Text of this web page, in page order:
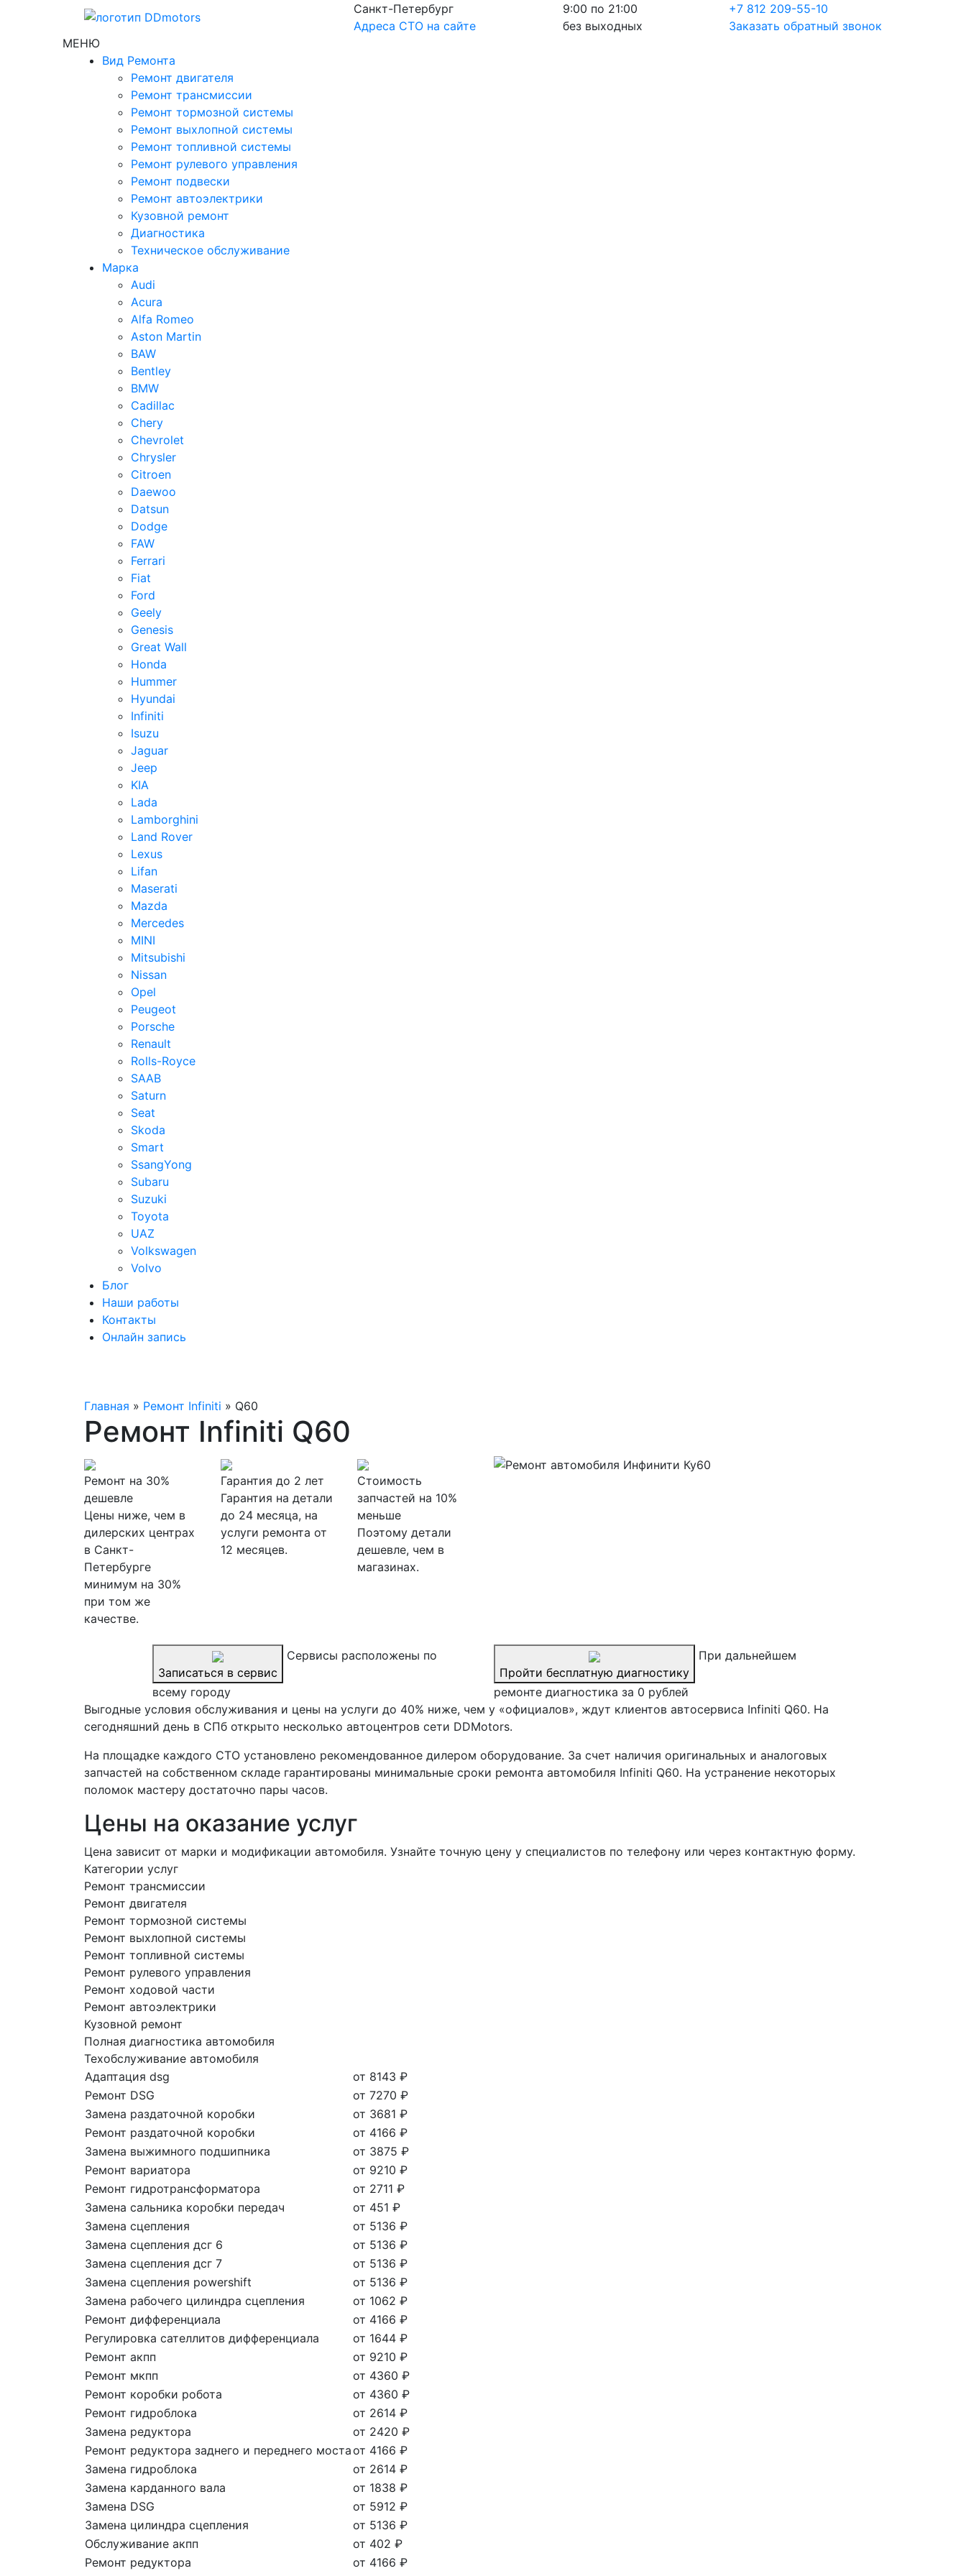
Санкт-Петербург
Адреса СТО на сайте
9:00 по 21:00
без выходных
+7 812 209-55-10
Заказать обратный звонок
МЕНЮ
Вид Ремонта
Ремонт двигателя
Ремонт трансмиссии
Ремонт тормозной системы
Ремонт выхлопной системы
Ремонт топливной системы
Ремонт рулевого управления
Ремонт подвески
Ремонт автоэлектрики
Кузовной ремонт
Диагностика
Техническое обслуживание
Марка
Audi
Acura
Alfa Romeo
Aston Martin
BAW
Bentley
BMW
Cadillac
Chery
Chevrolet
Chrysler
Citroen
Daewoo
Datsun
Dodge
FAW
Ferrari
Fiat
Ford
Geely
Genesis
Great Wall
Honda
Hummer
Hyundai
Infiniti
Isuzu
Jaguar
Jeep
KIA
Lada
Lamborghini
Land Rover
Lexus
Lifan
Maserati
Mazda
Mercedes
MINI
Mitsubishi
Nissan
Opel
Peugeot
Porsche
Renault
Rolls-Royce
SAAB
Saturn
Seat
Skoda
Smart
SsangYong
Subaru
Suzuki
Toyota
UAZ
Volkswagen
Volvo
Блог
Наши работы
Контакты
Онлайн запись
Главная » Ремонт Infiniti » Q60
Ремонт Infiniti Q60
Ремонт на 30%
дешевле
Цены ниже, чем в
дилерских центрах
в Санкт-
Петербурге
минимум на 30%
при том же
качестве.
Гарантия до 2 лет
Гарантия на детали
до 24 месяца, на
услуги ремонта от
12 месяцев.
Стоимость
запчастей на 10%
меньше
Поэтому детали
дешевле, чем в
магазинах.
Записаться в сервис
Сервисы расположены по
всему городу
Пройти бесплатную диагностику
При дальнейшем
ремонте диагностика за 0 рублей
Выгодные условия обслуживания и цены на услуги до 40% ниже, чем у «официалов», ждут клиентов автосервиса Infiniti Q60. На
сегодняшний день в СПб открыто несколько автоцентров сети DDMotors.
На площадке каждого СТО установлено рекомендованное дилером оборудование. За счет наличия оригинальных и аналоговых
запчастей на собственном складе гарантированы минимальные сроки ремонта автомобиля Infiniti Q60. На устранение некоторых
поломок мастеру достаточно пары часов.
Цены на оказание услуг
Цена зависит от марки и модификации автомобиля. Узнайте точную цену у специалистов по телефону или через контактную форму.
Категории услуг
Ремонт трансмиссии
Ремонт двигателя
Ремонт тормозной системы
Ремонт выхлопной системы
Ремонт топливной системы
Ремонт рулевого управления
Ремонт ходовой части
Ремонт автоэлектрики
Кузовной ремонт
Полная диагностика автомобиля
Техобслуживание автомобиля
Адаптация dsg
от 8143 ₽
Ремонт DSG
от 7270 ₽
Замена раздаточной коробки
от 3681 ₽
Ремонт раздаточной коробки
от 4166 ₽
Замена выжимного подшипника
от 3875 ₽
Ремонт вариатора
от 9210 ₽
Ремонт гидротрансформатора
от 2711 ₽
Замена сальника коробки передач
от 451 ₽
Замена сцепления
от 5136 ₽
Замена сцепления дсг 6
от 5136 ₽
Замена сцепления дсг 7
от 5136 ₽
Замена сцепления powershift
от 5136 ₽
Замена рабочего цилиндра сцепления
от 1062 ₽
Ремонт дифференциала
от 4166 ₽
Регулировка сателлитов дифференциала
от 1644 ₽
Ремонт акпп
от 9210 ₽
Ремонт мкпп
от 4360 ₽
Ремонт коробки робота
от 4360 ₽
Ремонт гидроблока
от 2614 ₽
Замена редуктора
от 2420 ₽
Ремонт редуктора заднего и переднего мостаот 4166 ₽
Замена гидроблока
от 2614 ₽
Замена карданного вала
от 1838 ₽
Замена DSG
от 5912 ₽
Замена цилиндра сцепления
от 5136 ₽
Обслуживание акпп
от 402 ₽
Ремонт редуктора
от 4166 ₽